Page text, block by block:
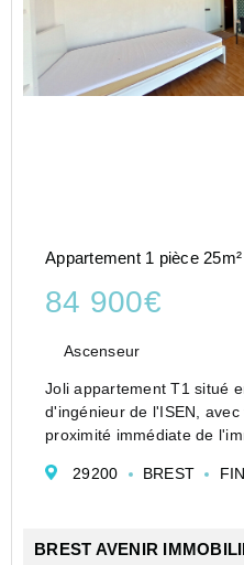
Appartement 1 pièce 25m²
84 900€
Ascenseur
Joli appartement T1 situé
d'ingénieur de l'ISEN,
proximité immédiate de
Il se trouve au dernier
29200 BREST
BREST AVENIR